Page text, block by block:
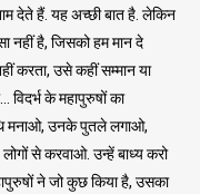
देते हैं. यह अच्छी बात है. लेकिन
नहीं है, जिसको हम मान दे
करता, उसे कहीं सम्मान या
विदर्भ के महापुरुषों का
मनाओ, उनके पुतले लगाओ,
से करवाओ. उन्हें बाध्य करो
ने जो कुछ किया है, उसका